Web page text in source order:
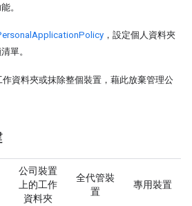
。
，設定個人資料夾
單。
作資料夾或抹除整個裝置，藉此放棄管理公
公司裝置
上的工作
資料夾
全代管裝
置
專用裝置